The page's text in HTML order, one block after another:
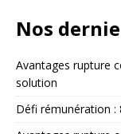
Nos
Avantages rupture
solution
Défi rémunération :